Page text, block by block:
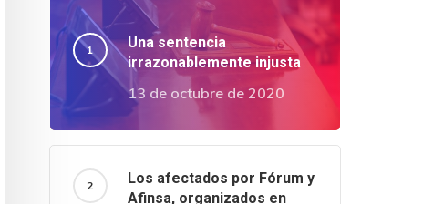
Una sentencia
irrazonablemente injusta
13 de octubre de 2020
Los afectados por Fórum y
Afinsa, organizados en